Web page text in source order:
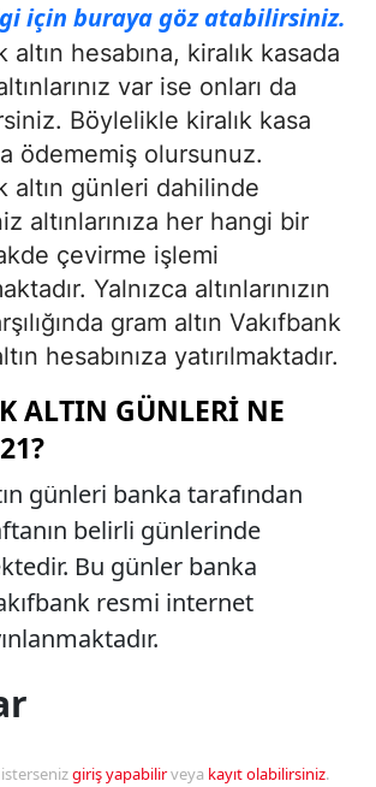
için buraya göz atabilirsiniz.
altın hesabına, kiralık kasada
var ise onları da
Böylelikle kiralık kasa
ödememiş olursunuz.
altın günleri dahilinde
altınlarınıza her hangi bir
çevirme işlemi
Yalnızca altınlarınızın
gram altın Vakıfbank
hesabınıza yatırılmaktadır.
ALTIN GÜNLERI NE
günleri banka tarafından
belirli günlerinde
Bu günler banka
resmi internet
giriş yapabilirveya kayıt olabilirsiniz.